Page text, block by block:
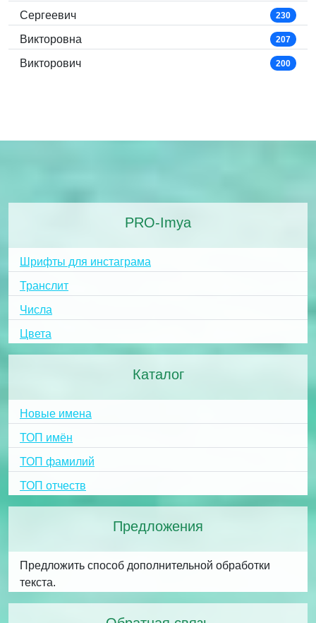
Сергеевич 230
Викторовна 207
Викторович 200
PRO-Imya
Шрифты для инстаграма
Транслит
Числа
Цвета
Каталог
Новые имена
ТОП имён
ТОП фамилий
ТОП отчеств
Предложения
Предложить способ дополнительной обработки
текста.